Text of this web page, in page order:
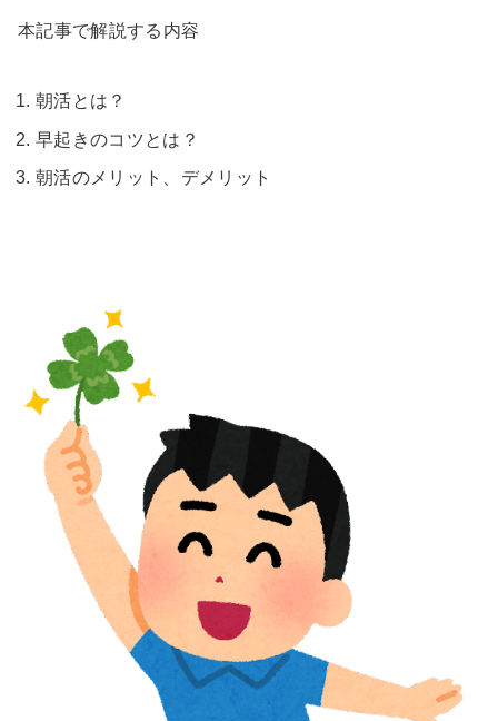
本記事で解説する内容
朝活とは？
早起きのコツとは？
朝活のメリット、デメリット